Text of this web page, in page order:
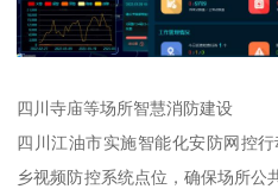
四川寺庙等场所智慧消防建设
四川江油市实施智能化安防网控
乡视频防控系统点位，确保场所公